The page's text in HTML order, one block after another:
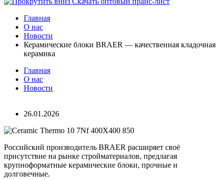
Главная
О нас
Новости
Керамические блоки BRAER — качественная кладочная
керамика
Главная
О нас
Новости
26.01.2026
Российский производитель BRAER расширяет своё
присутствие на рынке стройматериалов, предлагая
крупноформатные керамические блоки, прочные и
долговечные.